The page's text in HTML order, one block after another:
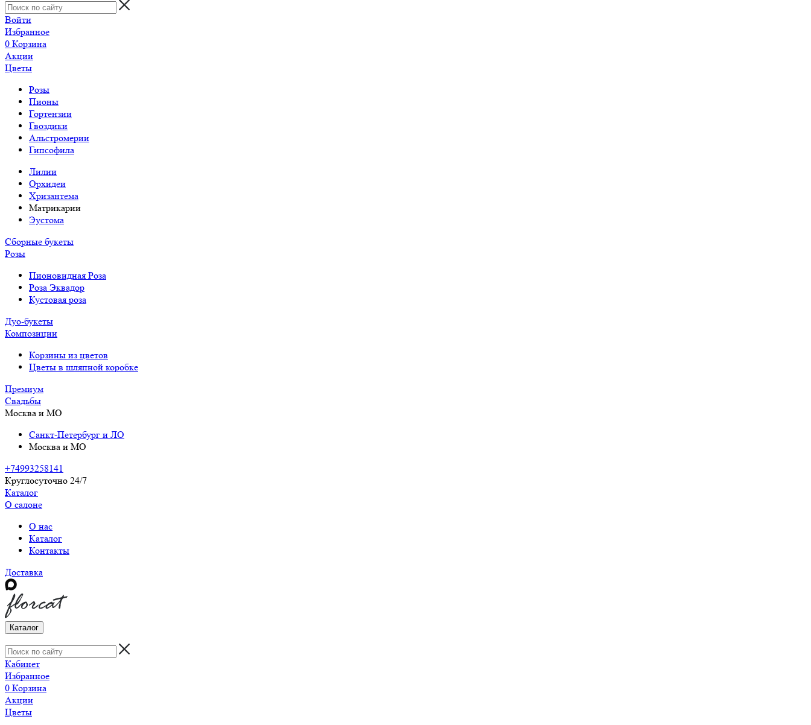
Войти
Избранное
0 Корзина
Акции
Цветы
Розы
Пионы
Гортензии
Гвоздики
Альстромерии
Гипсофила
Лилии
Орхидеи
Хризантема
Матрикарии
Эустома
Сборные букеты
Розы
Пионовидная Роза
Роза Эквадор
Кустовая роза
Дуо-букеты
Композиции
Корзины из цветов
Цветы в шляпной коробке
Премиум
Свадьбы
Москва и МО
Санкт-Петербург и ЛО
Москва и МО
+74993258141
Круглосуточно 24/7
Каталог
О салоне
О нас
Каталог
Контакты
Доставка
Каталог
Кабинет
Избранное
0 Корзина
Акции
Цветы